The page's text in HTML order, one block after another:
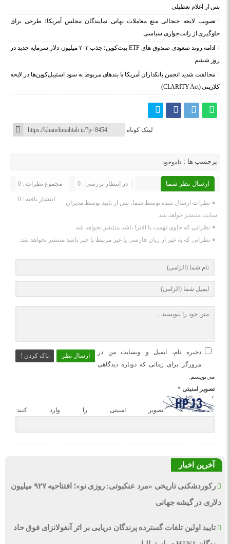
پس از اعلام تعطیلی
تصویب لایحه جنجالی منع معاملات نهانی نمایندگان مجلس آمریکا؛ طرحی برای
جلوگیری از رانت‌خواری سیاسی
ادامه روند صعودی صندوق‌ های ETF بیت‌کوین؛ جذب ۲۰۳ میلیون دلار سرمایه جدید در
روز ششم
مخالفت شدید انجمن بانکداران آمریکا با بندهای مربوط به سود استیبل‌کوین‌ها در لایحه
کلاریتی (CLARITY Act)
لینک کوتاه
برچسب ها : ناموجود
ارسال نظر شما مجموع نظرات : 0 در انتظار بررسی : 0
انتشار یافته : 0
نظرات ارسال شده توسط شما، پس از تایید توسط مدیران
سایت منتشر خواهد شد.
نظراتی که حاوی تهمت یا افترا باشد منتشر نخواهد شد.
نظراتی که به غیر از زبان فارسی یا غیر مرتبط با خبر باشد منتشر نخواهد شد.
ارسال نظر پاک کردن !
ذخیره نام، ایمیل و وبسایت من در
مرورگر برای زمانی که دوباره دیدگاهی
می‌نویسم.
تصویر امنیتی *
تصویر امنیتی را وارد کنید:
آخرین اخبار
رکوردشکنی تاریخی «مرد عنکبوتی: روزی نو»؛ افتتاحیه ۹۲۷ میلیون
دلاری در گیشه جهانی
تایید اولین تلفات گسترده پرندگان دریایی بر اثر آنفولانزای فوق حاد